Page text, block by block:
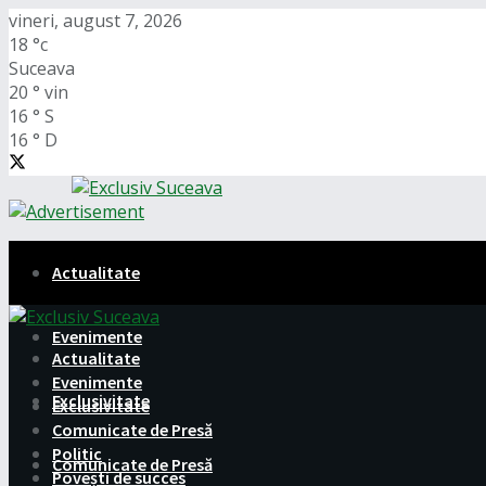
vineri, august 7, 2026
18 °c
Suceava
20 ° vin
16 ° S
16 ° D
Actualitate
Evenimente
Exclusivitate
Comunicate de Presă
Actualitate
Evenimente
Exclusivitate
Comunicate de Presă
Politic
Povești de succes